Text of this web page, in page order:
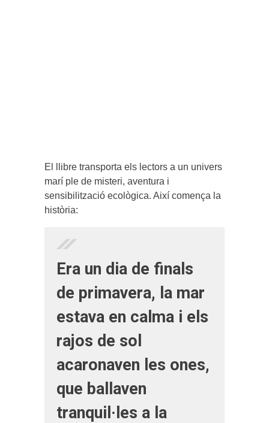
El llibre transporta els lectors a un univers
marí ple de misteri, aventura i
sensibilització ecològica. Així comença la
història:
Era un dia de finals
de primavera, la mar
estava en calma i els
rajos de sol
acaronaven les ones,
que ballaven
tranquil·les a la